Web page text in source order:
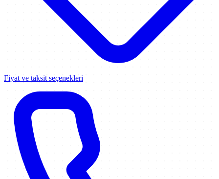
Fiyat ve taksit seçenekleri